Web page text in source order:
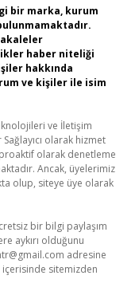
bir marka, kurum
haber niteliği
hakkında
ve kişiler ile isim
ve İletişim
olarak hizmet
olarak denetleme
Ancak, üyelerimiz
olup, siteye üye olarak
bir bilgi paylaşım
aykırı olduğunu
adresine
sitemizden